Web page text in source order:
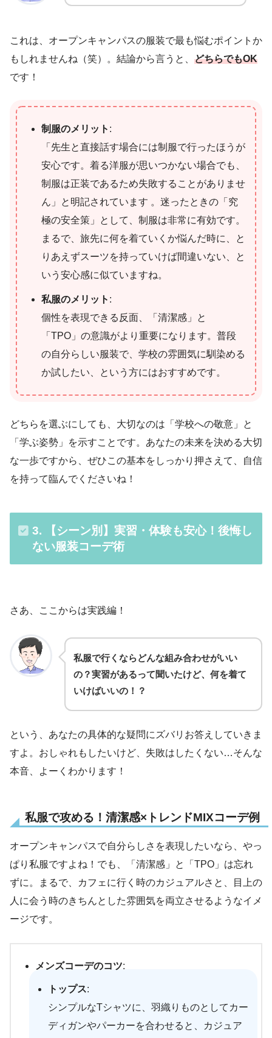
これは、オープンキャンパスの服装で最も悩むポイントか
もしれませんね（笑）。結論から言うと、 どちらでもOK
です！
制服のメリット :
「先生と直接話す場合には制服で行ったほうが
安心です。着る洋服が思いつかない場合でも、
制服は正装であるため失敗することがありませ
ん」と明記されています 。迷ったときの「究
極の安全策」として、制服は非常に有効です。
まるで、旅先に何を着ていくか悩んだ時に、と
りあえずスーツを持っていけば間違いない、と
いう安心感に似ていますね。
私服のメリット :
個性を表現できる反面、「清潔感」と
「TPO」の意識がより重要になります。普段
の自分らしい服装で、学校の雰囲気に馴染める
か試したい、という方にはおすすめです。
どちらを選ぶにしても、大切なのは「学校への敬意」と
「学ぶ姿勢」を示すことです。あなたの未来を決める大切
な一歩ですから、ぜひこの基本をしっかり押さえて、自信
を持って臨んでくださいね！
3. 【シーン別】実習・体験も安心！後悔し
ない服装コーデ術
さあ、ここからは実践編！
私服で行くならどんな組み合わせがいい
の？実習があるって聞いたけど、何を着て
いけばいいの！？
という、あなたの具体的な疑問にズバリお答えしていきま
すよ。おしゃれもしたいけど、失敗はしたくない…そんな
本音、よーくわかります！
私服で攻める！清潔感×トレンドMIXコーデ例
オープンキャンパスで自分らしさを表現したいなら、やっ
ぱり私服ですよね！でも、「清潔感」と「TPO」は忘れ
ずに。まるで、カフェに行く時のカジュアルさと、目上の
人に会う時のきちんとした雰囲気を両立させるようなイメ
ージです。
メンズコーデのコツ:
トップス:
シンプルなTシャツに、羽織りものとしてカー
ディガンやパーカーを合わせると、カジュア